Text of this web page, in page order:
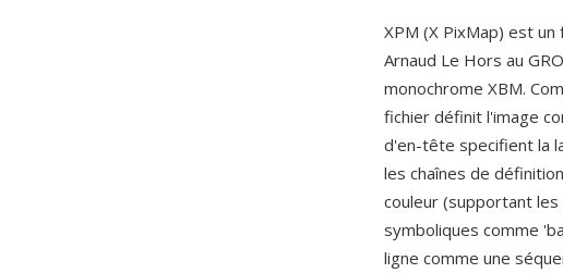
XPM (X PixMap) est
Arnaud Le Hors au
monochrome XBM.
fichier définit l'image
d'en-tête specifient la
les chaînes de
couleur (supportant
symboliques comme
ligne comme une